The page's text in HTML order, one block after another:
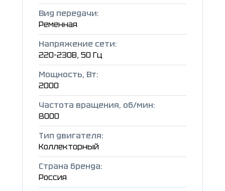
Вид передачи:
Ременная
Напряжение сети:
220-230В, 50 Гц
Мощность, Вт:
2000
Частота вращения, об/мин:
8000
Тип двигателя:
Коллекторный
Страна бренда:
Россия